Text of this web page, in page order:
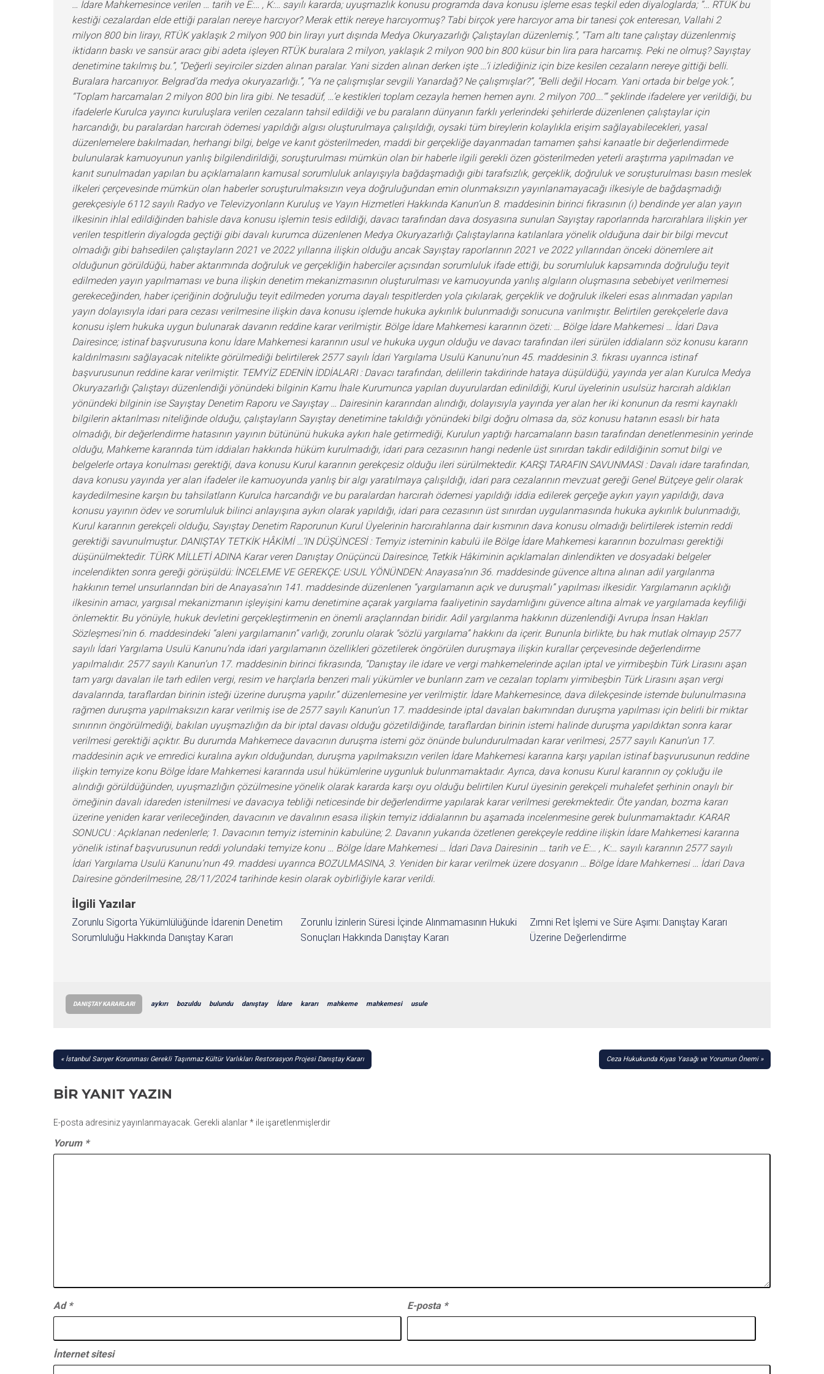
İlgili Yazılar
Zorunlu Sigorta Yükümlülüğünde İdarenin Denetim
Sorumluluğu Hakkında Danıştay Kararı
Zorunlu İzinlerin Süresi İçinde Alınmamasının Hukuki
Sonuçları Hakkında Danıştay Kararı
Zımni Ret İşlemi ve Süre Aşımı: Danıştay Kararı
Üzerine Değerlendirme
DANIŞTAY KARARLARI aykırı bozuldu bulundu danıştay İdare kararı mahkeme mahkemesi usule
YAZI
İstanbul Sarıyer Korunması Gerekli Taşınmaz Kültür Varlıkları Restorasyon Projesi Danıştay Kararı Ceza Hukukunda Kıyas Yasağı ve Yorumun Önemi
BIR YANIT YAZIN
E-posta adresiniz yayınlanmayacak. Gerekli alanlar* ile işaretlenmişlerdir
Yorum *
Ad * E-posta *
İnternet sitesi